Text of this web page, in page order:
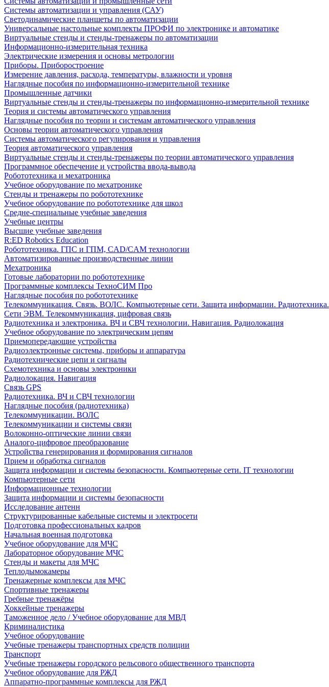
Системы автоматизации и управления (САУ)
Светодинамические планшеты по автоматизации
Универсальные настольные комплекты ПРОФИ по электронике и автоматике
Виртуальные стенды и стенды-тренажеры по автоматизации
Информационно-измерительная техника
Электрические измерения и основы метрологии
Приборы. Приборостроение
Измерение давления, расхода, температуры, влажности и уровня
Наглядные пособия по информационно-измерительной технике
Промышленные датчики
Виртуальные стенды и стенды-тренажеры по информационно-измерительной технике
Теория и системы автоматического управления
Наглядные пособия по теории и системам автоматического управления
Основы теории автоматического управления
Системы автоматического регулирования и управления
Теория автоматического управления
Виртуальные стенды и стенды-тренажеры по теории автоматического управления
Программное обеспечение и устройства ввода-вывода
Робототехника и мехатроника
Учебное оборудование по мехатронике
Стенды и тренажеры по робототехнике
Учебное оборудование по робототехнике для школ
Средне-специальные учебные заведения
Учебные центры
Высшие учебные заведения
R:ED Robotics Education
Робототехника. ГПС и ГПМ, CAD/CAM технологии
Автоматизированные производственные линии
Мехатроника
Готовые лаборатории по робототехнике
Программные комплексы ТехноСИМ Про
Наглядные пособия по робототехнике
Телекоммуникация. Связь. ВОЛС. Компьютерные сети. Защита информации. Радиотехника.
Сети ЭВМ. Телекоммуникация, цифровая связь
Радиотехника и электроника. ВЧ и СВЧ технологии. Навигация. Радиолокация
Учебное оборудование по электрическим цепям
Приемопередающие устройства
Радиоэлектронные системы, приборы и аппаратура
Радиотехнические цепи и сигналы
Схемотехника и основы электроники
Радиолокация. Навигация
Связь GPS
Радиотехника. ВЧ и СВЧ технологии
Наглядные пособия (радиотехника)
Телекоммуникации. ВОЛС
Телекоммуникации и системы связи
Волоконно-оптические линии связи
Аналого-цифровое преобразование
Устройства генерирования и формирования сигналов
Прием и обработка сигналов
Защита информации и системы безопасности. Компьютерные сети. IT технологии
Компьютерные сети
Информационные технологии
Защита информации и системы безопасности
Исследование антенн
Структурированные кабельные системы и электросети
Подготовка профессиональных кадров
Начальная военная подготовка
Учебное оборудование для МЧС
Лабораторное оборудование МЧС
Стенды и макеты для МЧС
Теплодымокамеры
Тренажерные комплексы для МЧС
Спортивные тренажеры
Гребные тренажёры
Хоккейные тренажеры
Таможенное дело / Учебное оборудование для МВД
Криминалистика
Учебное оборудование
Учебные тренажеры транспортных средств полиции
Транспорт
Учебные тренажеры городского рельсового общественного транспорта
Учебное оборудование для РЖД
Аппаратно-программные комплексы для РЖД